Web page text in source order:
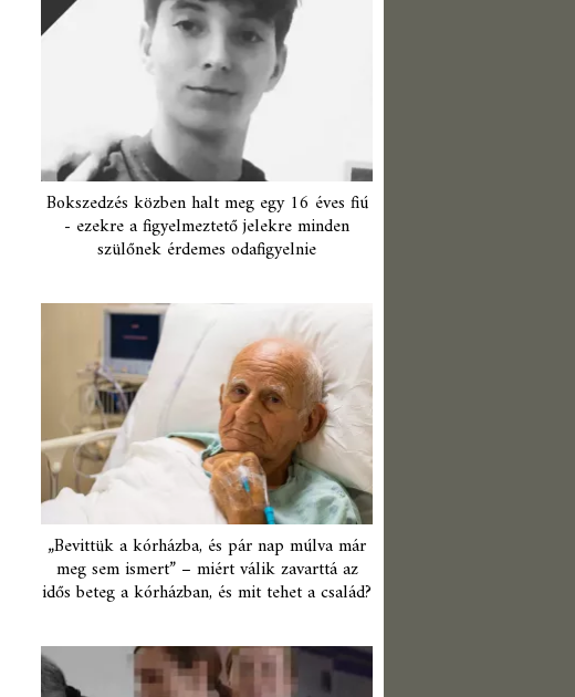
Bokszedzés közben halt meg egy 16 éves fiú
- ezekre a figyelmeztető jelekre minden
szülőnek érdemes odafigyelnie
„Bevittük a kórházba, és pár nap múlva már
meg sem ismert” – miért válik zavarttá az
idős beteg a kórházban, és mit tehet a család?